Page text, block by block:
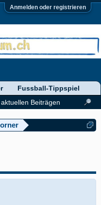
Anmelden oder registrieren
Beiträgen
Fussball-Tippspiel